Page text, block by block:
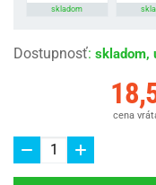
skladom
Dostupnosť: skladom,
cena